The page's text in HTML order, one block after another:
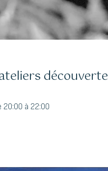
découverte
à 22:00